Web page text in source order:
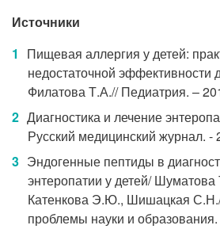
Источники
Пищевая аллергия у детей:
недостаточной эффективности
Филатова Т.А.// Педиатрия. –
Диагностика и лечение
Русский медицинский журнал.
Эндогенные пептиды в
энтеропатии у детей/
Катенкова Э.Ю., Шишацкая
проблемы науки и